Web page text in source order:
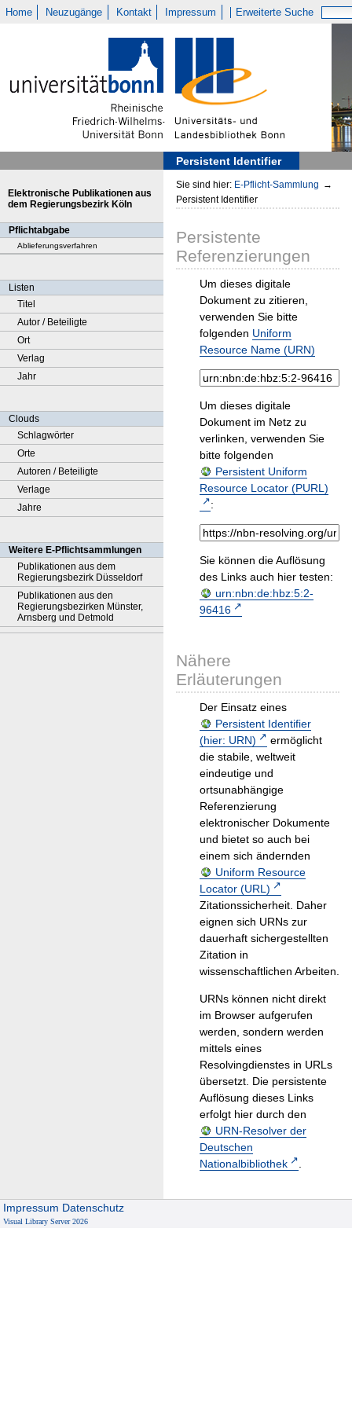
Home Neuzugänge Kontakt Impressum Erweiterte Suche
Persistent Identifier
Elektronische Publikationen aus
dem Regierungsbezirk Köln
Pflichtabgabe
Ablieferungsverfahren
Listen
Titel
Autor / Beteiligte
Ort
Verlag
Jahr
Clouds
Schlagwörter
Orte
Autoren / Beteiligte
Verlage
Jahre
Weitere E-Pflichtsammlungen
Publikationen aus dem
Regierungsbezirk Düsseldorf
Publikationen aus den
Regierungsbezirken Münster,
Arnsberg und Detmold
Sie sind hier: E-Pflicht-Sammlung →
Persistent Identifier
Persistente
Referenzierungen
Um dieses digitale
Dokument zu zitieren,
verwenden Sie bitte
folgenden Uniform
Resource Name (URN)
Um dieses digitale
Dokument im Netz zu
verlinken, verwenden Sie
bitte folgenden
Persistent Uniform
Resource Locator (PURL)
:
Sie können die Auflösung
des Links auch hier testen:
urn:nbn:de:hbz:5:2-
96416
Nähere
Erläuterungen
Der Einsatz eines
Persistent Identifier
(hier: URN)
ermöglicht
die stabile, weltweit
eindeutige und
ortsunabhängige
Referenzierung
elektronischer Dokumente
und bietet so auch bei
einem sich ändernden
Uniform Resource
Locator (URL)
Zitationssicherheit. Daher
eignen sich URNs zur
dauerhaft sichergestellten
Zitation in
wissenschaftlichen Arbeiten.
URNs können nicht direkt
im Browser aufgerufen
werden, sondern werden
mittels eines
Resolvingdienstes in URLs
übersetzt. Die persistente
Auflösung dieses Links
erfolgt hier durch den
URN-Resolver der
Deutschen
Nationalbibliothek
.
Impressum Datenschutz
Visual Library Server 2026